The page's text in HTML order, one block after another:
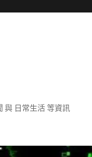
與 日常生活 等資訊